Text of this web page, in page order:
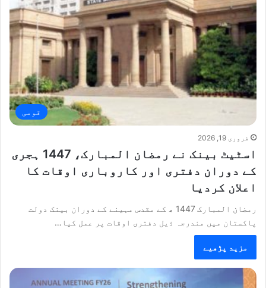
قومی
فروری 19, 2026
اسٹیٹ بینک نے رمضان المبارک، 1447 ہجری
کے دوران دفتری اور کاروباری اوقات کا
اعلان کردیا
رمضان المبارک 1447 ھ کے مقدس مہینے کے دوران بینک دولت
پاکستان میں مندرجہ ذیل دفتری اوقات پر عمل کیا…
مزید پڑھیے